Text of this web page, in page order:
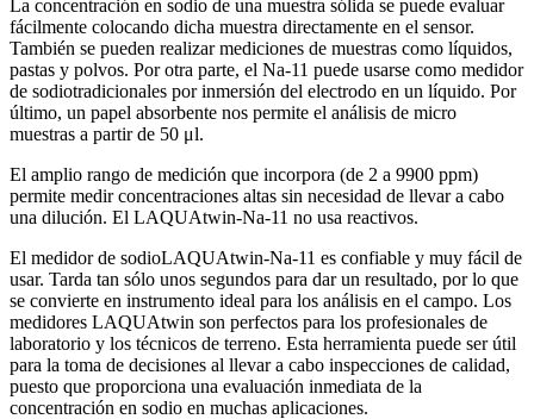
La concentración en sodio de una muestra sólida se puede evaluar
fácilmente colocando dicha muestra directamente en el sensor.
También se pueden realizar mediciones de muestras como líquidos,
pastas y polvos. Por otra parte, el Na-11 puede usarse como medidor
de sodiotradicionales por inmersión del electrodo en un líquido. Por
último, un papel absorbente nos permite el análisis de micro
muestras a partir de 50 μl.
El amplio rango de medición que incorpora (de 2 a 9900 ppm)
permite medir concentraciones altas sin necesidad de llevar a cabo
una dilución. El LAQUAtwin-Na-11 no usa reactivos.
El medidor de sodioLAQUAtwin-Na-11 es confiable y muy fácil de
usar. Tarda tan sólo unos segundos para dar un resultado, por lo que
se convierte en instrumento ideal para los análisis en el campo. Los
medidores LAQUAtwin son perfectos para los profesionales de
laboratorio y los técnicos de terreno. Esta herramienta puede ser útil
para la toma de decisiones al llevar a cabo inspecciones de calidad,
puesto que proporciona una evaluación inmediata de la
concentración en sodio en muchas aplicaciones.